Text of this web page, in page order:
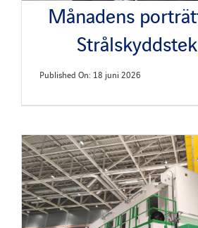
Månadens
Published On: 18 juni 2026